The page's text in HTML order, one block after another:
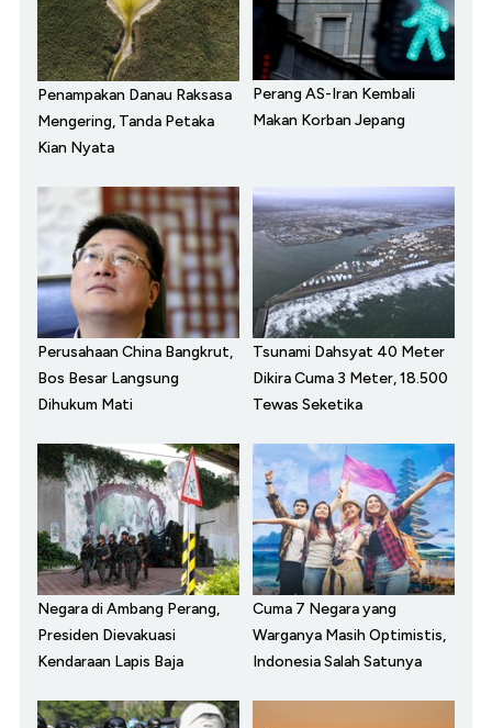
Penampakan Danau Raksasa
Mengering, Tanda Petaka
Kian Nyata
Perang AS-Iran Kembali
Makan Korban Jepang
Perusahaan China Bangkrut,
Bos Besar Langsung
Dihukum Mati
Tsunami Dahsyat 40 Meter
Dikira Cuma 3 Meter, 18.500
Tewas Seketika
Negara di Ambang Perang,
Presiden Dievakuasi
Kendaraan Lapis Baja
Cuma 7 Negara yang
Warganya Masih Optimistis,
Indonesia Salah Satunya